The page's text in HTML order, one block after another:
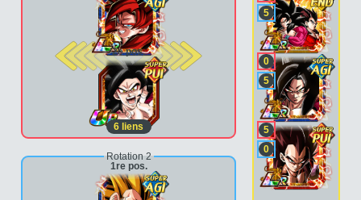
2e pos.
6 liens
Rotation 2
1re pos.
5
0
5
5
0